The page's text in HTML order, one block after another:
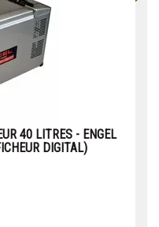
40 LITRES - ENGEL
DIGITAL)